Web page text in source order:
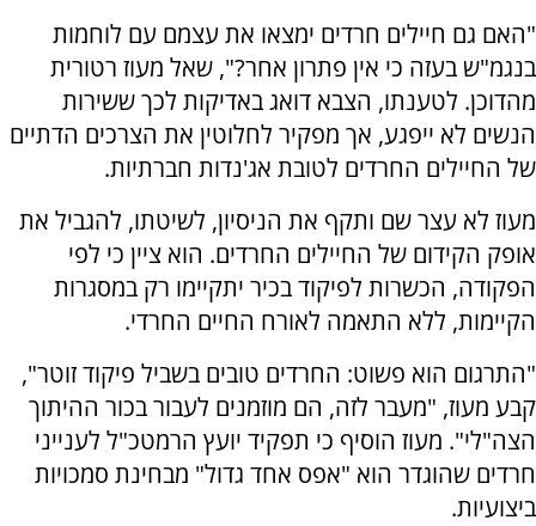
"האם גם חיילים חרדים ימצאו את עצמם עם לוחמות
בנגמ"ש בעזה כי אין פתרון אחר?", שאל מעוז רטורית
מהדוכן. לטענתו, הצבא דואג באדיקות לכך ששירות
הנשים לא ייפגע, אך מפקיר לחלוטין את הצרכים הדתיים
של החיילים החרדים לטובת אג'נדות חברתיות.
מעוז לא עצר שם ותקף את הניסיון, לשיטתו, להגביל את
אופק הקידום של החיילים החרדים. הוא ציין כי לפי
הפקודה, הכשרות לפיקוד בכיר יתקיימו רק במסגרות
הקיימות, ללא התאמה לאורח החיים החרדי.
"התרגום הוא פשוט: החרדים טובים בשביל פיקוד זוטר",
קבע מעוז, "מעבר לזה, הם מוזמנים לעבור בכור ההיתוך
הצה"לי". מעוז הוסיף כי תפקיד יועץ הרמטכ"ל לענייני
חרדים שהוגדר הוא "אפס אחד גדול" מבחינת סמכויות
ביצועיות.